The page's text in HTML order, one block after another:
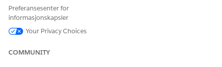
og Financial Summary-diagrammet i kravet viser etterfulgt og
godtatt beløp som synker eller øker over tid.
Preferansesenter for
informasjonskapsler
Your Privacy Choices
COMMUNITY